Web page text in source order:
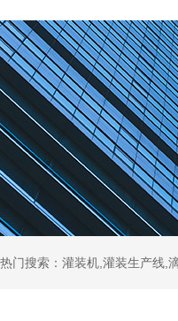
热门搜索：灌装机,灌装生产线,